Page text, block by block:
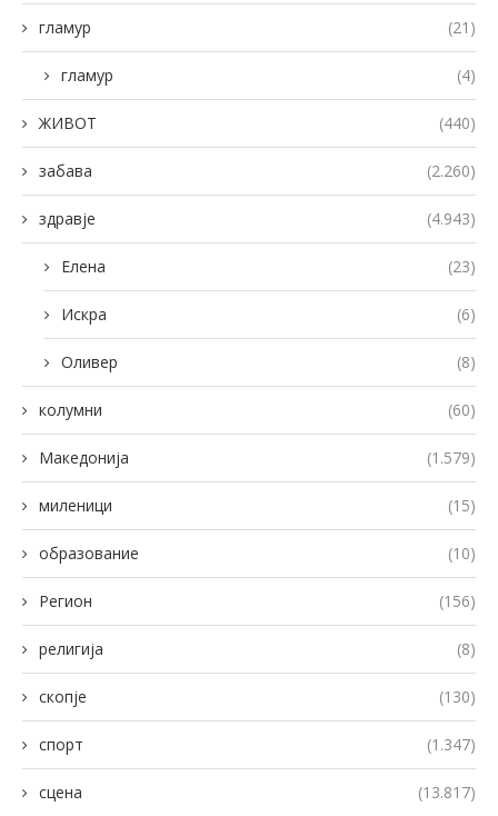
гламур (21)
гламур (4)
ЖИВОТ (440)
забава (2.260)
здравје (4.943)
Елена (23)
Искра (6)
Оливер (8)
колумни (60)
Македонија (1.579)
миленици (15)
образование (10)
Регион (156)
религија (8)
скопје (130)
спорт (1.347)
сцена (13.817)